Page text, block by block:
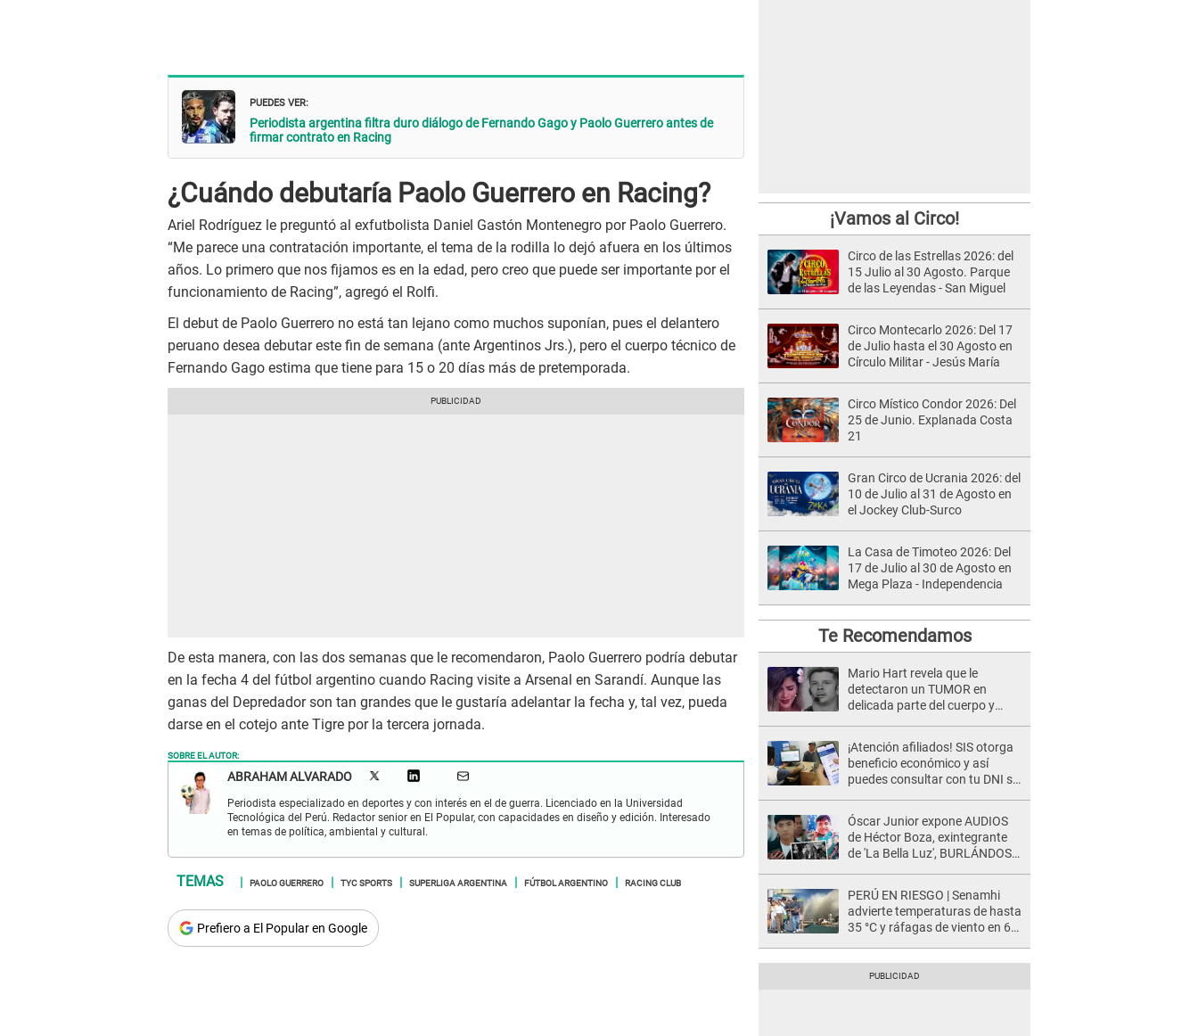
PUEDES VER:
Periodista argentina filtra duro diálogo de Fernando Gago y Paolo Guerrero antes de
firmar contrato en Racing
¿Cuándo debutaría Paolo Guerrero en Racing?
Ariel Rodríguez le preguntó al exfutbolista Daniel Gastón Montenegro por Paolo Guerrero.
“Me parece una contratación importante, el tema de la rodilla lo dejó afuera en los últimos
años. Lo primero que nos fijamos es en la edad, pero creo que puede ser importante por el
funcionamiento de Racing”, agregó el Rolfi.
El debut de Paolo Guerrero no está tan lejano como muchos suponían, pues el delantero
peruano desea debutar este fin de semana (ante Argentinos Jrs.), pero el cuerpo técnico de
Fernando Gago estima que tiene para 15 o 20 días más de pretemporada.
De esta manera, con las dos semanas que le recomendaron, Paolo Guerrero podría debutar
en la fecha 4 del fútbol argentino cuando Racing visite a Arsenal en Sarandí. Aunque las
ganas del Depredador son tan grandes que le gustaría adelantar la fecha y, tal vez, pueda
darse en el cotejo ante Tigre por la tercera jornada.
SOBRE EL AUTOR:
ABRAHAM ALVARADO
Periodista especializado en deportes y con interés en el de guerra. Licenciado en la Universidad
Tecnológica del Perú. Redactor senior en El Popular, con capacidades en diseño y edición. Interesado
en temas de política, ambiental y cultural.
PAOLO GUERRERO TYC SPORTS SUPERLIGA ARGENTINA FÚTBOL ARGENTINO RACING CLUB
Prefiero a El Popular en Google
¡Vamos al Circo!
Circo de las Estrellas 2026: del
15 Julio al 30 Agosto. Parque
de las Leyendas - San Miguel
Circo Montecarlo 2026: Del 17
de Julio hasta el 30 Agosto en
Círculo Militar - Jesús María
Circo Místico Condor 2026: Del
25 de Junio. Explanada Costa
21
Gran Circo de Ucrania 2026: del
10 de Julio al 31 de Agosto en
el Jockey Club-Surco
La Casa de Timoteo 2026: Del
17 de Julio al 30 de Agosto en
Mega Plaza - Independencia
Te Recomendamos
Mario Hart revela que le
detectaron un TUMOR en
delicada parte del cuerpo y
¡Atención afiliados! SIS otorga
beneficio económico y así
puedes consultar con tu DNI si
Óscar Junior expone AUDIOS
de Héctor Boza, exintegrante
de 'La Bella Luz', BURLÁNDOSE
de maltrato: "Grábame..."
PERÚ EN RIESGO | Senamhi
advierte temperaturas de hasta
35 °C y ráfagas de viento en 6